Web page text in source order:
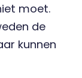
moet.
de
kunnen